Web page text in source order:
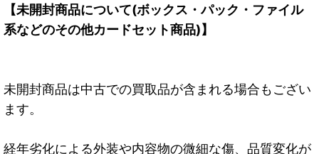
【未開封商品について(ボックス・パック・ファイル
系などのその他カードセット商品)】
未開封商品は中古での買取品が含まれる場合もござい
ます。
経年劣化による外装や内容物の微細な傷、品質変化が